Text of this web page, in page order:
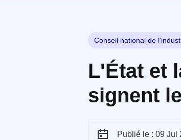
Conseil national de
L'État et
signent
Publié le : 09 Jul